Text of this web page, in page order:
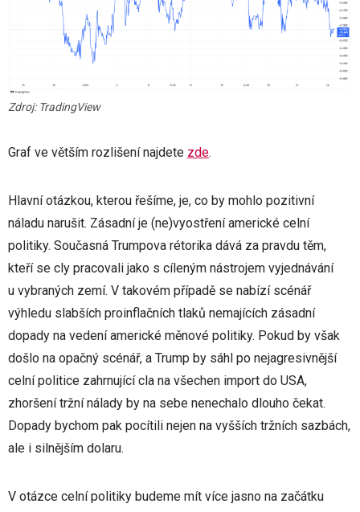
Zdroj: TradingView
Graf ve větším rozlišení najdete zde.
Hlavní otázkou, kterou řešíme, je, co by mohlo pozitivní
náladu narušit. Zásadní je (ne)vyostření americké celní
politiky. Současná Trumpova rétorika dává za pravdu těm,
kteří se cly pracovali jako s cíleným nástrojem vyjednávání
u vybraných zemí. V takovém případě se nabízí scénář
výhledu slabších proinflačních tlaků nemajících zásadní
dopady na vedení americké měnové politiky. Pokud by však
došlo na opačný scénář, a Trump by sáhl po nejagresivnější
celní politice zahrnující cla na všechen import do USA,
zhoršení tržní nálady by na sebe nenechalo dlouho čekat.
Dopady bychom pak pocítili nejen na vyšších tržních sazbách,
ale i silnějším dolaru.
V otázce celní politiky budeme mít více jasno na začátku